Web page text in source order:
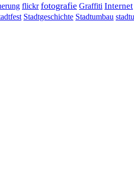
flickr fotografie Graffiti Internet
Stadtgeschichte Stadtumbau